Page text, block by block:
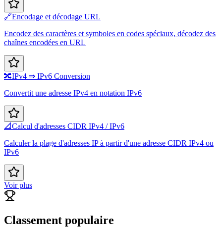
🔗Encodage et décodage URL
Encodez des caractères et symboles en codes spéciaux, décodez des
chaînes encodées en URL
🔀IPv4 ⇒ IPv6 Conversion
Convertit une adresse IPv4 en notation IPv6
📐Calcul d'adresses CIDR IPv4 / IPv6
Calculer la plage d'adresses IP à partir d'une adresse CIDR IPv4 ou
IPv6
Voir plus
Classement populaire